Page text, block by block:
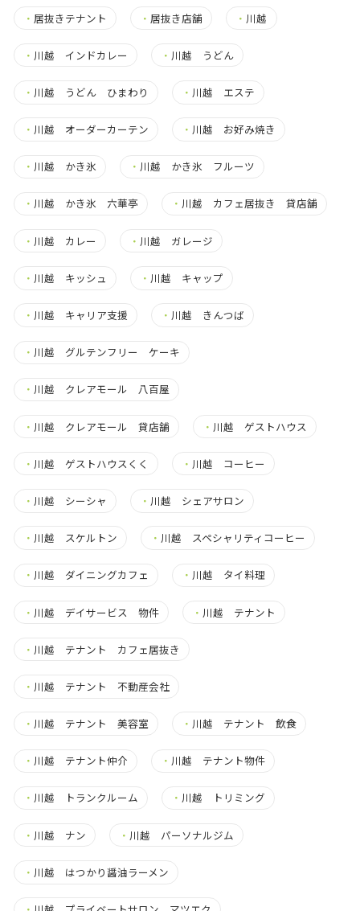
・ 居抜きテナント ・ 居抜き店舗 ・ 川越
・ 川越 インドカレー ・ 川越 うどん
・ 川越 うどん ひまわり ・ 川越 エステ
・ 川越 オーダーカーテン ・ 川越 お好み焼き
・ 川越 かき氷 ・ 川越 かき氷 フルーツ
・ 川越 かき氷 六華亭 ・ 川越 カフェ居抜き 貸店舗
・ 川越 カレー ・ 川越 ガレージ
・ 川越 キッシュ ・ 川越 キャップ
・ 川越 キャリア支援 ・ 川越 きんつば
・ 川越 グルテンフリー ケーキ
・ 川越 クレアモール 八百屋
・ 川越 クレアモール 貸店舗 ・ 川越 ゲストハウス
・ 川越 ゲストハウスくく ・ 川越 コーヒー
・ 川越 シーシャ ・ 川越 シェアサロン
・ 川越 スケルトン ・ 川越 スペシャリティコーヒー
・ 川越 ダイニングカフェ ・ 川越 タイ料理
・ 川越 デイサービス 物件 ・ 川越 テナント
・ 川越 テナント カフェ居抜き
・ 川越 テナント 不動産会社
・ 川越 テナント 美容室 ・ 川越 テナント 飲食
・ 川越 テナント仲介 ・ 川越 テナント物件
・ 川越 トランクルーム ・ 川越 トリミング
・ 川越 ナン ・ 川越 パーソナルジム
・ 川越 はつかり醤油ラーメン